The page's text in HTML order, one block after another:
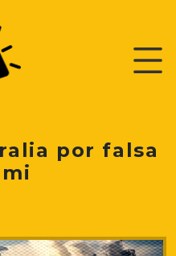
por falsa